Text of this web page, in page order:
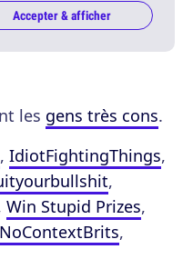
Accepter & afficher
les gens très cons.
, IdiotFightingThings,
,
Win Stupid Prizes,
NoContextBrits,